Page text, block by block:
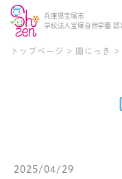
兵庫県宝塚市
学校法人宝塚自然学園 認
トップページ > 園にっき >
2025/04/29